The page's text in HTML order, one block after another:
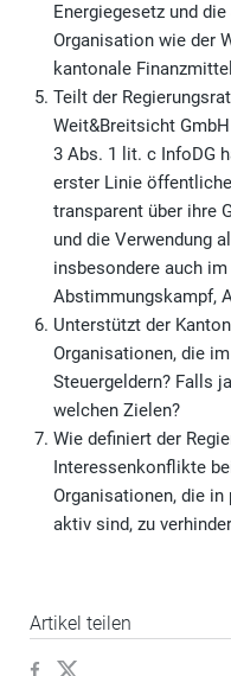
Energiegesetz und
Organisation wie der
kantonale
Teilt der
Weit&Breitsicht
3 Abs. 1 lit. c InfoDG
erster Linie
transparent über ihre
und die Verwendung
insbesondere auch
Abstimmungskampf,
Unterstützt der
Organisationen, die
Steuergeldern? Falls
welchen Zielen?
Wie definiert der
Interessenkonflikte
Organisationen, die
aktiv sind, zu
Artikel teilen